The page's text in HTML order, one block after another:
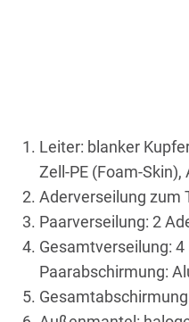
Leiter: blanker
Zell-PE (Foam-
Aderverseilung zum
Paarverseilung: 2
Gesamtverseilung: 4
Paarabschirmung: